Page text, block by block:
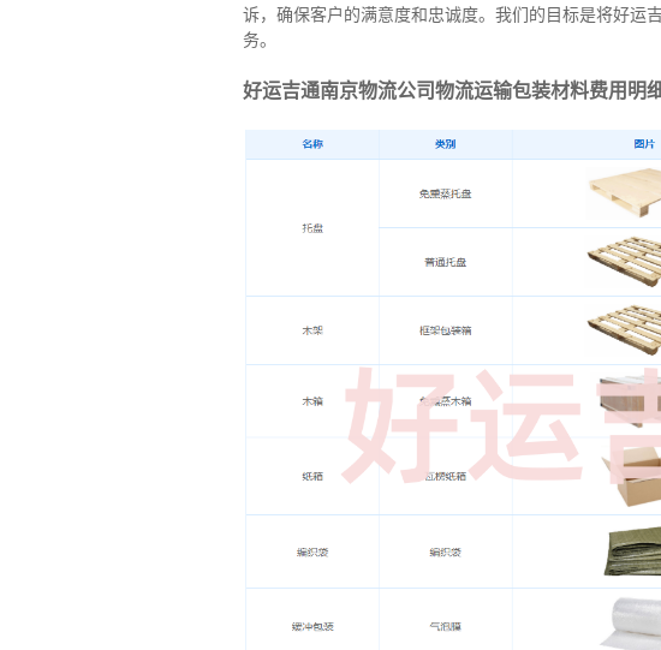
诉，确保客户的满意度和忠诚度。我们的目标是将好运
务。
好运吉通南京物流公司物流运输包装材料费用明细